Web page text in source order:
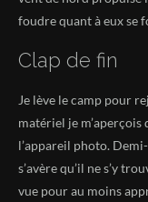
foudre quant à eux se
Clap de fin
Je lève le camp pour
matériel je m’aperçois
l’appareil photo.
s’avère qu’il ne s’y
vue pour au moins